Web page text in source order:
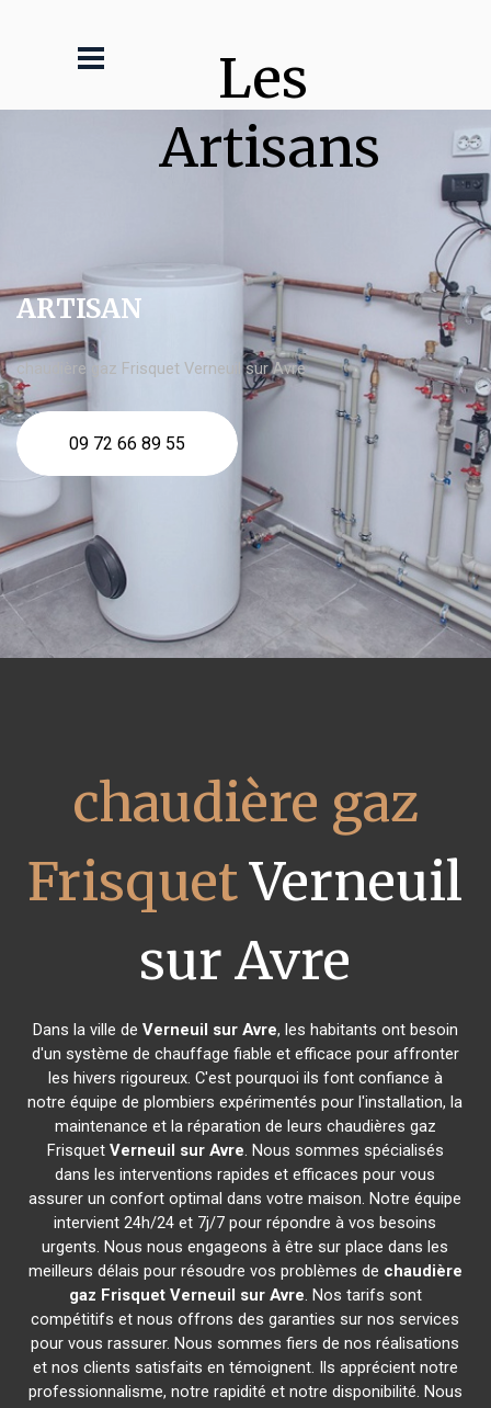
Les
Artisans
ARTISAN
chaudière gaz Frisquet Verneuil sur Avre
09 72 66 89 55
chaudière gaz
FrisquetVerneuil
sur Avre
Dans la ville de Verneuil sur Avre, les habitants ont besoin
d'un système de chauffage fiable et efficace pour affronter
les hivers rigoureux. C'est pourquoi ils font confiance à
notre équipe de plombiers expérimentés pour l'installation, la
maintenance et la réparation de leurs chaudières gaz
Frisquet Verneuil sur Avre. Nous sommes spécialisés
dans les interventions rapides et efficaces pour vous
assurer un confort optimal dans votre maison. Notre équipe
intervient 24h/24 et 7j/7 pour répondre à vos besoins
urgents. Nous nous engageons à être sur place dans les
meilleurs délais pour résoudre vos problèmes de chaudière
gaz Frisquet Verneuil sur Avre. Nos tarifs sont
compétitifs et nous offrons des garanties sur nos services
pour vous rassurer. Nous sommes fiers de nos réalisations
et nos clients satisfaits en témoignent. Ils apprécient notre
professionnalisme, notre rapidité et notre disponibilité. Nous